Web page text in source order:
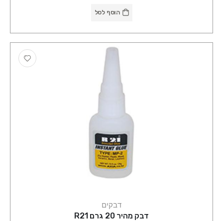
הוסף לסל
דבקים
דבק מהיר 20 גרם R21